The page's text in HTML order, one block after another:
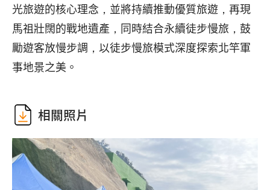
光旅遊的核心理念，並將持續推動優質旅遊，再現
馬祖壯闊的戰地遺產，同時結合永續徒步慢旅，鼓
勵遊客放慢步調，以徒步慢旅模式深度探索北竿軍
事地景之美。
相關照片